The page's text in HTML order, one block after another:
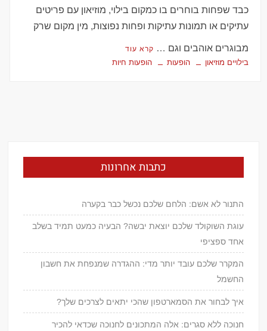
כבד שפחות בוחרים בו כמקום בילוי, מוזיאון עם פריטים
עתיקים או תמונות עתיקות ופחות נפוצות, מין מקום שרק
מבוגרים אוהבים וגם … קרא עוד
בילויים מוזיאון הופעות הופעות חיות
כתבות אחרונות
התנור לא אשם: הלחם שלכם נכשל כבר בקערה
עוגת השוקולד שלכם יוצאת יבשה? הבעיה כמעט תמיד בשלב
אחד ספציפי
המקרר שלכם עובד יותר מדי: ההגדרה שמנפחת את חשבון
החשמל
איך לבחור את הסמארטפון שהכי יתאים לצרכים שלך?
חנוכה ללא סגרים: אלה המתכונים לחנוכה שכדאי להכיר